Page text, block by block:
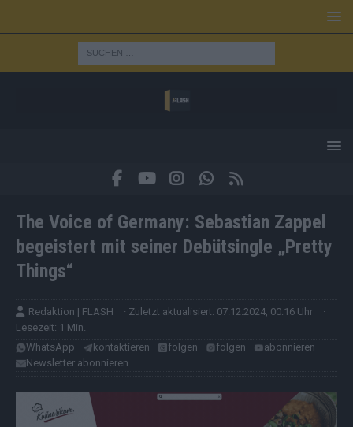
The Voice of Germany: Sebastian Zappel
begeistert mit seiner Debütsingle „Pretty
Things“
Redaktion | FLASH · Zuletzt aktualisiert: 07.12.2024, 00:16 Uhr
·
Lesezeit: 1 Min.
WhatsApp
kontaktieren folgen folgen
abonnieren
Newsletter abonnieren